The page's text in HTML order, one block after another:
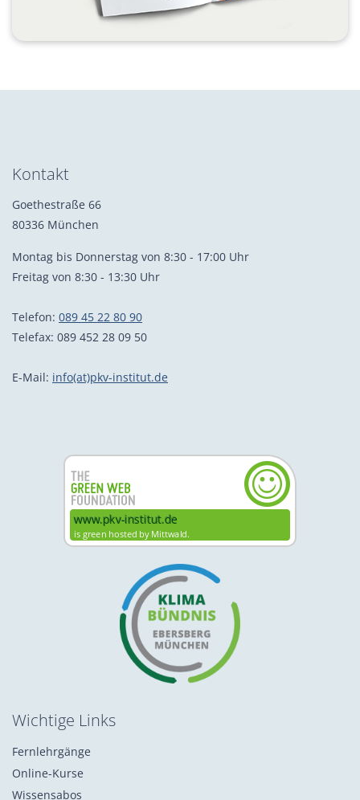
Kontakt
Goethestraße 66
80336 München
Montag bis Donnerstag von 8:30 - 17:00 Uhr
Freitag von 8:30 - 13:30 Uhr
Telefon: 089 45 22 80 90
Telefax: 089 452 28 09 50
E-Mail: info(at)pkv-institut.de
Wichtige Links
Fernlehrgänge
Online-Kurse
Wissensabos